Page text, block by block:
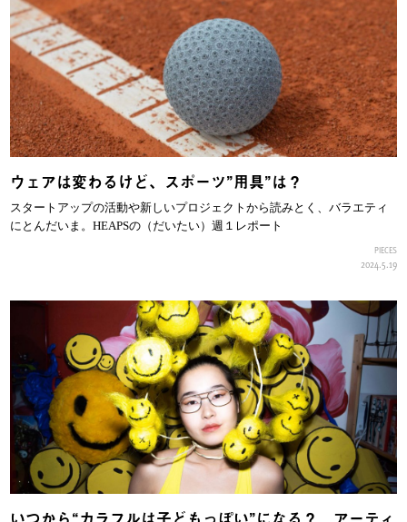
ウェアは変わるけど、スポーツ”用具”は？
スタートアップの活動や新しいプロジェクトから読みとく、バラエティ
にとんだいま。HEAPSの（だいたい）週１レポート
PIECES
2024.5.19